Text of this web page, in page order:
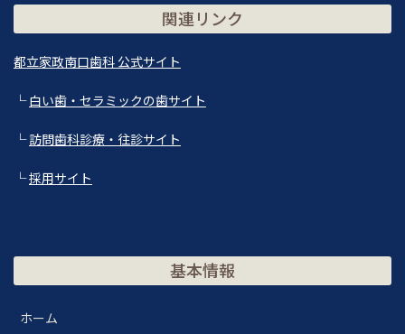
関連リンク
都立家政南口歯科 公式サイト
└白い歯・セラミックの歯サイト
└訪問歯科診療・往診サイト
└採用サイト
基本情報
ホーム